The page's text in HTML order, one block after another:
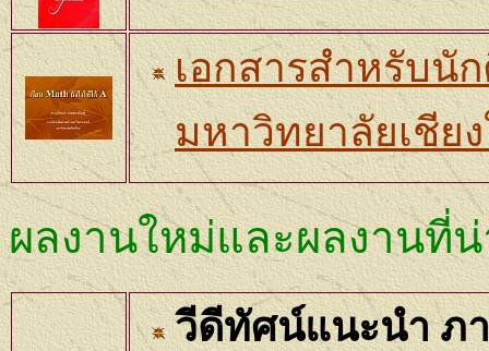
เอกสารสำหรับ
มหาวิทยาลัยเชีย
ผลงานใหม่และผลงานที่
วีดีทัศน์แนะนำ ภ